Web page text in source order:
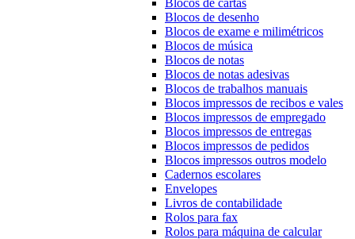
Blocos de cartas
Blocos de desenho
Blocos de exame e milimétricos
Blocos de música
Blocos de notas
Blocos de notas adesivas
Blocos de trabalhos manuais
Blocos impressos de recibos e vales
Blocos impressos de empregado
Blocos impressos de entregas
Blocos impressos de pedidos
Blocos impressos outros modelo
Cadernos escolares
Envelopes
Livros de contabilidade
Rolos para fax
Rolos para máquina de calcular